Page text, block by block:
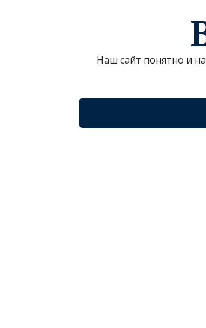
Наш сайт понятно и